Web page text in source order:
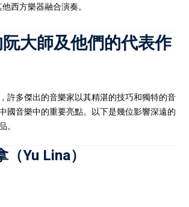
西方樂器融合演奏。
大師及他們的代表作
許多傑出的音樂家以其精湛的技巧和獨特的音
國音樂中的重要亮點。以下是幾位影響深遠的
。
（Yu Lina）